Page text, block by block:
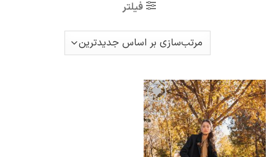
فیلتر
افزودن
به
علاقه
مندی
ها